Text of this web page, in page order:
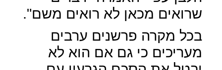
שרואים מכאן לא רואים משם".
בכל מקרה פרשנים ערבים
מעריכים כי גם אם הוא לא